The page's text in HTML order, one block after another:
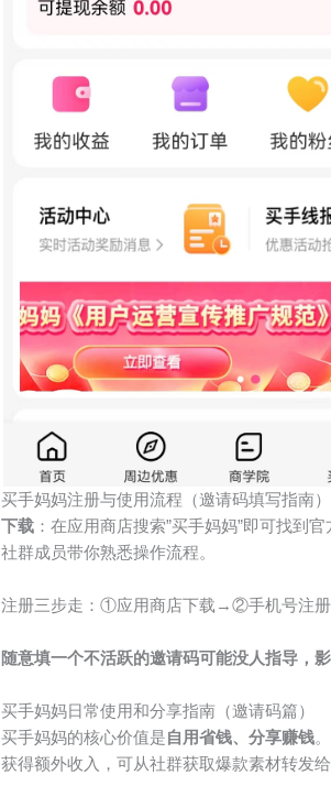
买手妈妈注册与使用流程（邀请码填写指南）
下载 ：在应用商店搜索”买手妈妈”即可找到
社群成员带你熟悉操作流程。
注册三步走：①应用商店下载→②手机号注
随意填一个不活跃的邀请码可能没人指导，影
买手妈妈日常使用和分享指南（邀请码篇）
买手妈妈的核心价值是自用省钱、分享赚钱
获得额外收入，可从社群获取爆款素材转发给